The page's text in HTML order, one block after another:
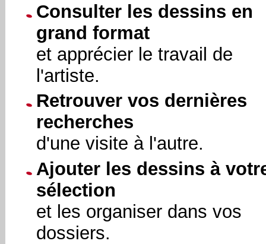
Consulter les dessins en
grand format
et apprécier le travail de
l'artiste.
Retrouver vos dernières
recherches
d'une visite à l'autre.
Ajouter les dessins à
sélection
et les organiser dans vos
dossiers.